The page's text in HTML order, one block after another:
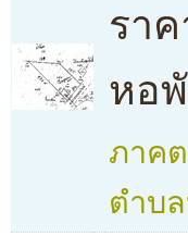
รา
หอ
ภาค
ตำบ